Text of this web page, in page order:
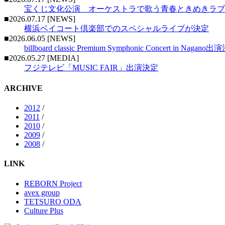
宝くじ文化公演 オーケストラで歌う青春ときめきラ
■2026.07.17 [NEWS]
横浜ベイコート倶楽部でのスペシャルライブが決定
■2026.06.05 [NEWS]
billboard classic Premium Symphonic Concert in Nagano出演
■2026.05.27 [MEDIA]
フジテレビ「MUSIC FAIR」出演決定
ARCHIVE
2012 /
2011 /
2010 /
2009 /
2008 /
LINK
REBORN Project
avex group
TETSURO ODA
Culture Plus